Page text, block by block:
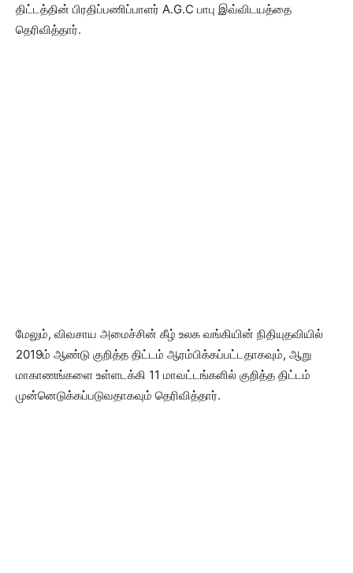
திட்டத்தின் பிரதிப்பணிப்பாளர் A.G.C பாபு இவ்விடயத்தை
தெரிவித்தார்.
மேலும், விவசாய அமைச்சின் கீழ் உலக வங்கியின் நிதியுதவியில்
2019ம் ஆண்டு குறித்த திட்டம் ஆரம்பிக்கப்பட்டதாகவும், ஆறு
மாகாணங்களை உள்ளடக்கி 11 மாவட்டங்களில் குறித்த திட்டம்
முன்னெடுக்கப்படுவதாகவும் தெரிவித்தார்.